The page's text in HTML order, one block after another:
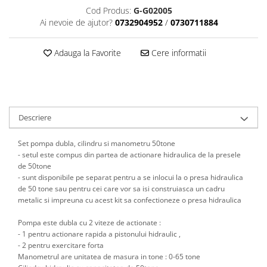
Elevator motociclete
Elevator parcare
Girafa, macara motor
Masa hidraulica
auto
Consumabile spalatorii auto
Curatitor cu presiune
Scule spalatorii auto
Blocaje distributie
Ceas comparator
Scule AdBlue
Scule injectie
Scule injectoare
Scule montat, demontat segmenti
Scule pentru fulii, ax came, curele
si pinioane
Scule sistem racire
Scule turbosuflante
Tester compresie
Scule pentru mecanica
Adaptoare, prelungitoare, reductii
Cod Produs: G-G02005
Ai nevoie de ajutor? 0732904952 / 0730711884
Adauga la Favorite Cere informatii
Descriere
Set pompa dubla, cilindru si manometru 50tone
- setul este compus din partea de actionare hidraulica de la presele
de 50tone
- sunt disponibile pe separat pentru a se inlocui la o presa hidraulica
de 50 tone sau pentru cei care vor sa isi construiasca un cadru
metalic si impreuna cu acest kit sa confectioneze o presa hidraulica
Pompa este dubla cu 2 viteze de actionate :
- 1 pentru actionare rapida a pistonului hidraulic ,
- 2 pentru exercitare forta
Manometrul are unitatea de masura in tone : 0-65 tone